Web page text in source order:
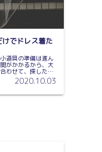
けでドレス着た
道具の準備は進ん
がかかるから、大
わせて、探したり
い作業ですよね旦
2020.10.03